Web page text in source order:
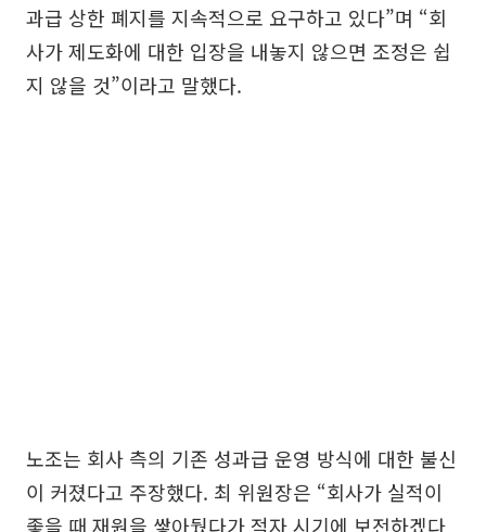
과급 상한 폐지를 지속적으로 요구하고 있다”며 “회
사가 제도화에 대한 입장을 내놓지 않으면 조정은 쉽
지 않을 것”이라고 말했다.
노조는 회사 측의 기존 성과급 운영 방식에 대한 불신
이 커졌다고 주장했다. 최 위원장은 “회사가 실적이
좋을 때 재원을 쌓아뒀다가 적자 시기에 보전하겠다